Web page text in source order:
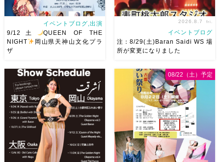
2026/9/12(土)Ricoさん主催
QUEEN OF THE NIGHT岡山
県天神山文化プラザ Guestに女
神 @mayadyorientaldance
さん
女神のオーラ浴びに行き
ましょー […]
イベントブログ,出演
9/12土
QUEEN OF THE
NIGHT
岡山県天神山文化プラ
ザ
8/29（土）Baran Saidi WSお
申し込み多数につき会場変更し
ました♡ 表町桃太郎スタジオ
岡山県岡山市 北区表町2丁目6-
64 4階 ショー会場から近いの
で、安心♡駅からもバスで天満
屋バスス […]
2026.8.7 fri.
イベントブログ
注：8/29(土)Baran Saidi WS 場
所が変更になりました
08/22（土）予定